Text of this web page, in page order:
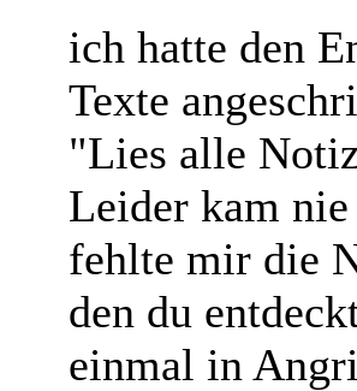
ich hatte den
Texte
"Lies alle
Leider kam
fehlte mir die
den du
einmal in